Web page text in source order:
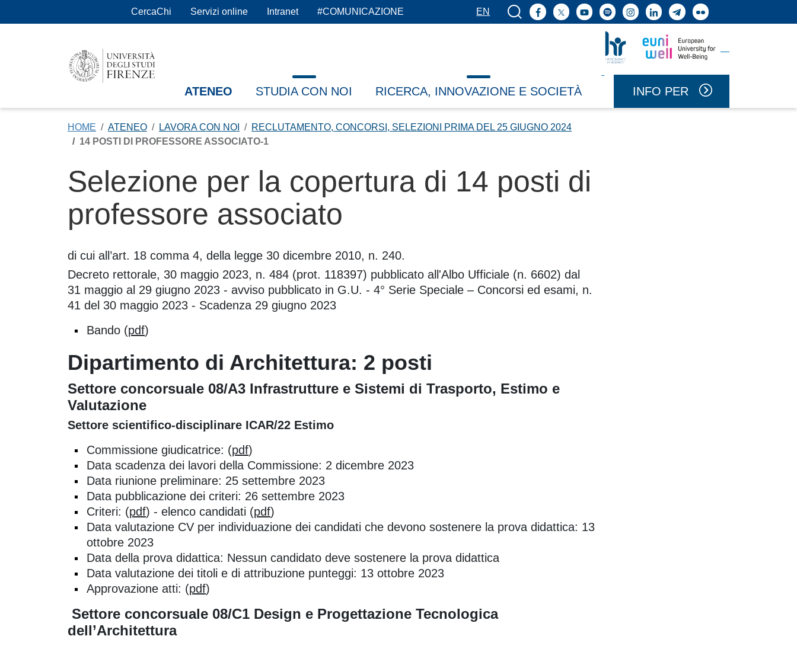
CercaChi Servizi online Intranet #COMUNICAZIONE EN Bottone cerca
Facebook
X YouTube
SpotifyInstagram
LinkedInTelegram
Flickr
ATENEO STUDIA CON NOI RICERCA, INNOVAZIONE E SOCIETÀ INFO PER
HOME ATENEO LAVORA CON NOI
RECLUTAMENTO, CONCORSI, SELEZIONI PRIMA DEL 25 GIUGNO 2024
14 POSTI DI PROFESSORE ASSOCIATO-1
Selezione per la copertura di 14 posti di
professore associato
Contenuto
di cui all’art. 18 comma 4, della legge 30 dicembre 2010, n. 240.
Decreto rettorale, 30 maggio 2023, n. 484 (prot. 118397) pubblicato all'Albo Ufficiale (n. 6602) dal
31 maggio al 29 giugno 2023 - avviso pubblicato in G.U. - 4° Serie Speciale – Concorsi ed esami, n.
41 del 30 maggio 2023 - Scadenza 29 giugno 2023
Bando (pdf)
Dipartimento di Architettura: 2 posti
Settore concorsuale 08/A3 Infrastrutture e Sistemi di Trasporto, Estimo e
Valutazione
Settore scientifico-disciplinare ICAR/22 Estimo
Commissione giudicatrice: (pdf)
Data scadenza dei lavori della Commissione: 2 dicembre 2023
Data riunione preliminare: 25 settembre 2023
Data pubblicazione dei criteri: 26 settembre 2023
Criteri: (pdf) - elenco candidati (pdf)
Data valutazione CV per individuazione dei candidati che devono sostenere la prova didattica: 13
ottobre 2023
Data della prova didattica: Nessun candidato deve sostenere la prova didattica
Data valutazione dei titoli e di attribuzione punteggi: 13 ottobre 2023
Approvazione atti: (pdf)
Settore concorsuale 08/C1 Design e Progettazione Tecnologica
dell’Architettura